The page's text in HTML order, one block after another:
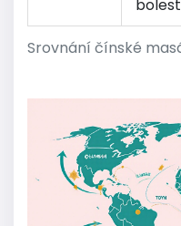
Srovnání čínské